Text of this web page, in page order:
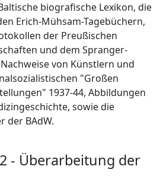
biografische Lexikon, die
Erich-Mühsam-Tagebüchern,
der Preußischen
und dem Spranger-
von Künstlern und
"Großen
1937-44, Abbildungen
sowie die
der BAdW.
- Überarbeitung der